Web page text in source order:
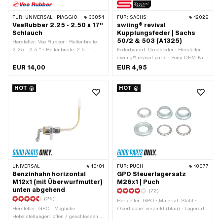
FÜR: UNIVERSAL · PIAGGIO 33854
VeeRubber 2.25 - 2.50 x 17"
Schlauch
Hersteller: Vee Rubber · Reifenbreite:
2.25 - 2.5 " · Reifenbreite: 2.5 " ·
17 "
EUR 14,00
FÜR: SACHS 12026
swiing® revival
Kupplungsfeder | Sachs
50/2 & 503 (A1325)
Federbauart: Druckfeder · Hersteller:
swiing® revival parts · Pony OEM-Nr.:
A1325 · Sachs OEM-Nr.: 0239 015
EUR 4,95
HOT
UNIVERSAL 10181
Benzinhahn horizontal
M12x1 (mit Überwurfmutter)
unten abgehend
(25)
Hersteller: GPO · Mögliche
Hebelstellungen: offen / geschlossen /
HOT
FÜR: PUCH 10077
GPO Steuerlagersatz
M26x1 | Puch
(72)
Hersteller: GPO · Material: Stahl ·
Oberfläche: verzinkt (blau) · Lagerart: